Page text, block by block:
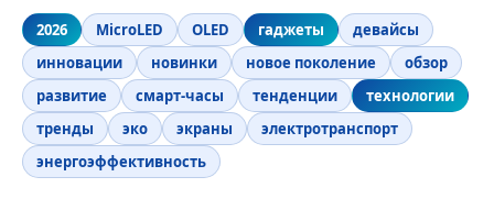
2026 MicroLED OLED гаджеты
девайсы
инновации
новинки новое поколение
обзор
развитие
смарт-часы тенденции
технологии
тренды
эко экраны
электротранспорт
энергоэффективность